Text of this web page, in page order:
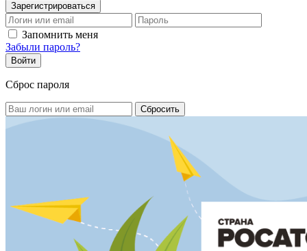
Запомнить меня
Забыли пароль?
Сброс пароля